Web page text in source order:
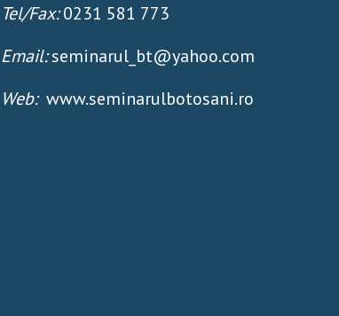
Tel/Fax:0231 581 773
Email:seminarul_bt@yahoo.com
Web: www.seminarulbotosani.ro